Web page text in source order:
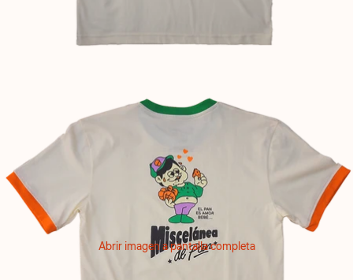
Abrir imagen a pantalla completa